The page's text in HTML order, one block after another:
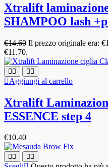
Xtralift
SHAMPOO lash
€14.60 Il prezzo originale era:
€11.70.
Aggiungi al carrello
Xtralift
ESSENCE step 4
€10.40